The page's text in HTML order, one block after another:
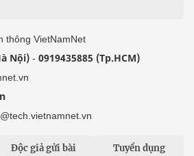
thông VietNamNet
Nội) - 0919435885 (Tp.HCM)
Độc giả gửi bài Tuyển dụng